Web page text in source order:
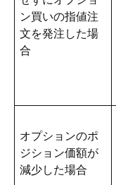
ン買いの指値注
文を発注した場
合
オプションのポ
ジション価額が
減少した場合